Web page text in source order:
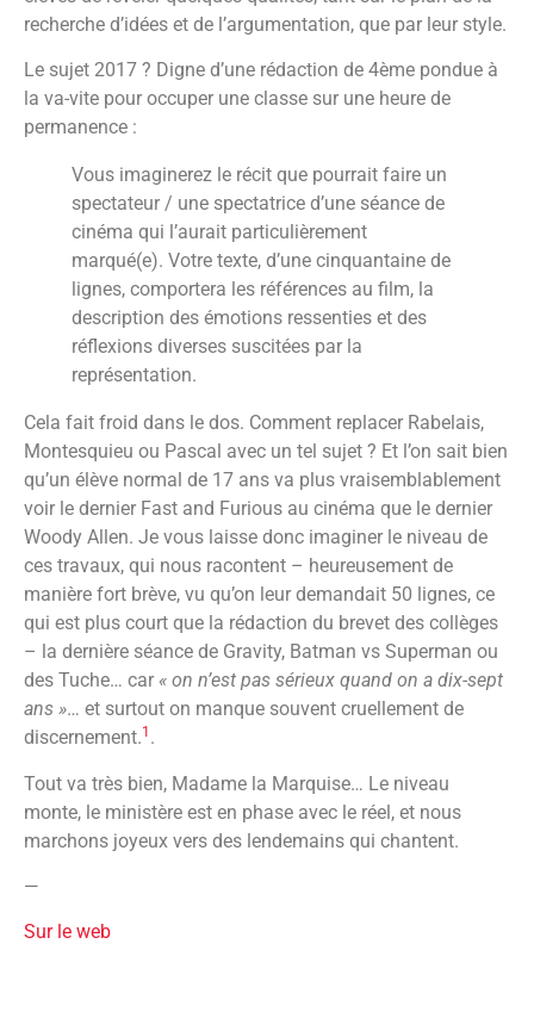
recherche d’idées et de l’argumentation, que par leur style.
Le sujet 2017 ? Digne d’une rédaction de 4ème pondue à
la va-vite pour occuper une classe sur une heure de
permanence :
Vous imaginerez le récit que pourrait faire un
spectateur / une spectatrice d’une séance de
cinéma qui l’aurait particulièrement
marqué(e). Votre texte, d’une cinquantaine de
lignes, comportera les références au film, la
description des émotions ressenties et des
réflexions diverses suscitées par la
représentation.
Cela fait froid dans le dos. Comment replacer Rabelais,
Montesquieu ou Pascal avec un tel sujet ? Et l’on sait bien
qu’un élève normal de 17 ans va plus vraisemblablement
voir le dernier Fast and Furious au cinéma que le dernier
Woody Allen. Je vous laisse donc imaginer le niveau de
ces travaux, qui nous racontent – heureusement de
manière fort brève, vu qu’on leur demandait 50 lignes, ce
qui est plus court que la rédaction du brevet des collèges
– la dernière séance de Gravity, Batman vs Superman ou
des Tuche… car « on n’est pas sérieux quand on a dix-sept
ans »… et surtout on manque souvent cruellement de
discernement.1 .
Tout va très bien, Madame la Marquise… Le niveau
monte, le ministère est en phase avec le réel, et nous
marchons joyeux vers des lendemains qui chantent.
—
Sur le web